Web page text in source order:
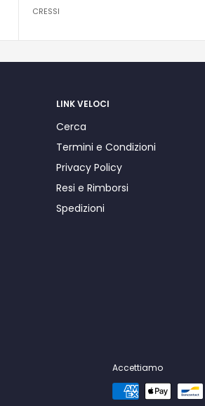
CRESSI
LINK VELOCI
Cerca
Termini e Condizioni
Privacy Policy
Resi e Rimborsi
Spedizioni
Accettiamo